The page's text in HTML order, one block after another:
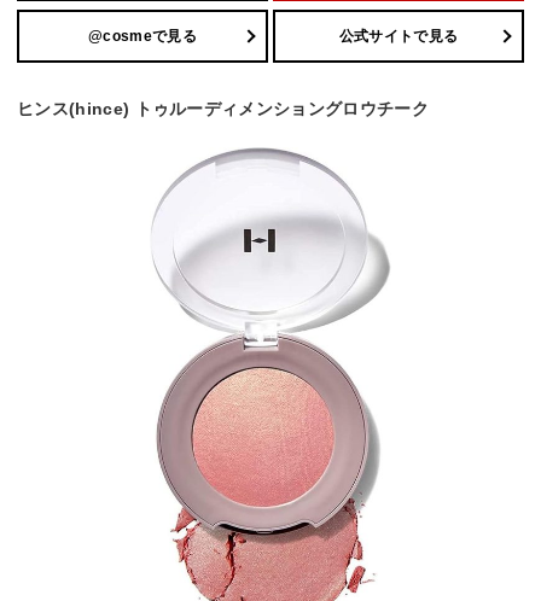
@cosmeで見る 公式サイトで見る
ヒンス(hince) トゥルーディメンショングロウチーク